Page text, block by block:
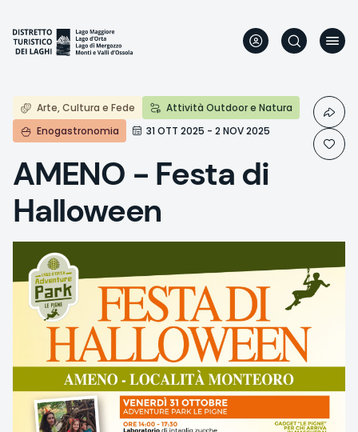
contenu
principal
Arte, Cultura e Fede
Attività Outdoor e Natura
Enogastronomia
31 OTT 2025 - 2 NOV 2025
AMENO - Festa di
Halloween